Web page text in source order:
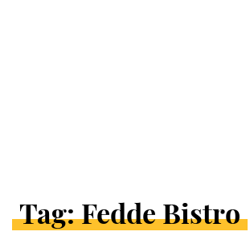
Tag: Fedde Bistro